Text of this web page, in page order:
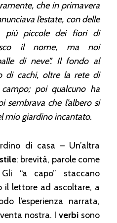
che in primavera
l’estate, con delle
più piccole dei fiori di
il nome, ma noi
di neve”. Il fondo al
di cachi, oltre la rete di
poi qualcuno ha
sembrava che l’albero si
mio giardino incantato.
di casa – Un’altra
stile: brevità, parole come
“a capo” staccano
il lettore ad ascoltare, a
l’esperienza narrata,
nostra. I verbi sono